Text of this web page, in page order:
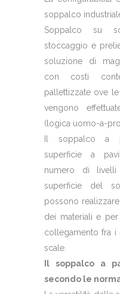
soppalco
Soppalco su
stoccaggio e
soluzione di
con costi
pallettizzate ove
vengono
(logica uomo-a-
Il soppalco a
superficie a
numero di livelli
superficie del
possono
dei materiali e
collegamento fra i
scale.
Il soppalco a
secondo le